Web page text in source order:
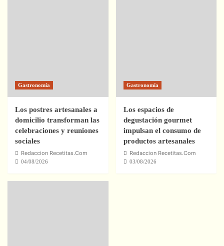
Gastronomía
Los postres artesanales a
domicilio transforman las
celebraciones y reuniones
sociales
Redaccion Recetitas.Com
04/08/2026
Gastronomía
Los espacios de
degustación gourmet
impulsan el consumo de
productos artesanales
Redaccion Recetitas.Com
03/08/2026